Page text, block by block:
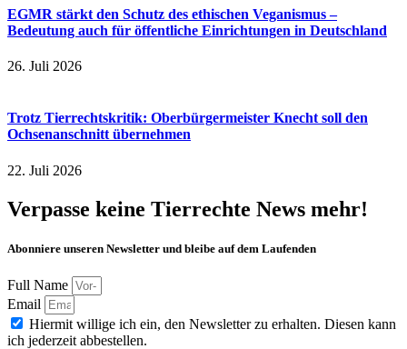
EGMR stärkt den Schutz des ethischen Veganismus –
Bedeutung auch für öffentliche Einrichtungen in Deutschland
26. Juli 2026
Trotz Tierrechtskritik: Oberbürgermeister Knecht soll den
Ochsenanschnitt übernehmen
22. Juli 2026
Verpasse keine Tierrechte News mehr!
Abonniere unseren Newsletter und bleibe auf dem Laufenden
Full Name
Email
Hiermit willige ich ein, den Newsletter zu erhalten. Diesen kann
ich jederzeit abbestellen.